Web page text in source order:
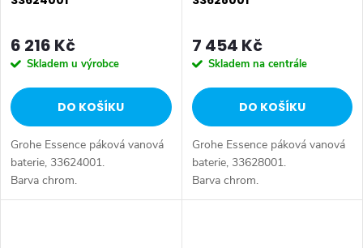
o
d
u
k
t
ů
r
o
d
u
k
t
6 216 Kč
Skladem u výrobce
DO KOŠÍKU
Grohe Essence páková vanová
baterie, 33624001.
Barva chrom.
7 454 Kč
Skladem na centrále
DO KOŠÍKU
Grohe Essence páková vanová
baterie, 33628001.
Barva chrom.